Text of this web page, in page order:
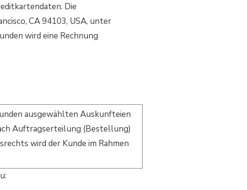
Die
CA 94103, USA, unter
wird eine Rechnung
ausgewählten Auskunfteien
Auftragserteilung (Bestellung)
wird der Kunde im Rahmen